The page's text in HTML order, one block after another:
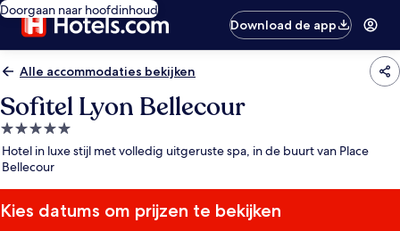
Doorgaan naar hoofdinhoud
Download de app
Alle accommodaties bekijken
Sofitel Lyon Bellecour
5.0-
sterrenaccommodatie
Hotel in luxe stijl met volledig uitgeruste spa, in de buurt van Place
Bellecour
Kies datums om prijzen te bekijken